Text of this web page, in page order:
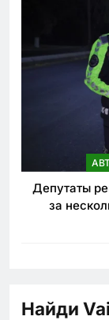
Депутаты
за
Найди